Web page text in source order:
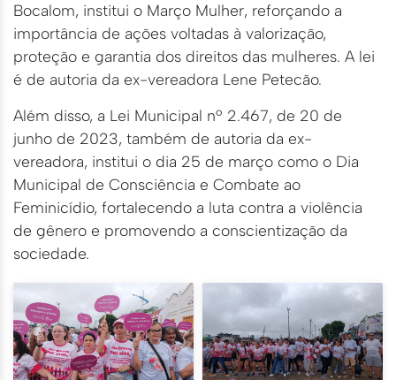
Bocalom, institui o Março Mulher, reforçando a
importância de ações voltadas à valorização,
proteção e garantia dos direitos das mulheres. A lei
é de autoria da ex-vereadora Lene Petecão.
Além disso, a Lei Municipal nº 2.467, de 20 de
junho de 2023, também de autoria da ex-
vereadora, institui o dia 25 de março como o Dia
Municipal de Consciência e Combate ao
Feminicídio, fortalecendo a luta contra a violência
de gênero e promovendo a conscientização da
sociedade.